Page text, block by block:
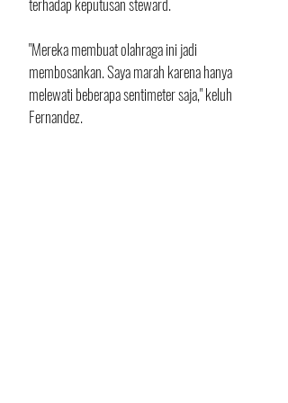
"Mereka membuat olahraga ini jadi
membosankan. Saya marah karena hanya
melewati beberapa sentimeter saja," keluh
Fernandez.